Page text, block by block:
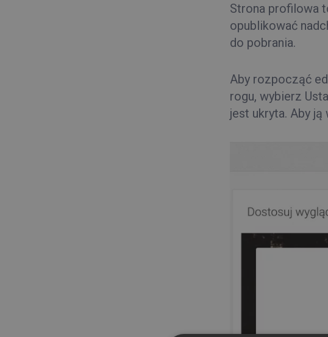
Strona profilowa
opublikować
do pobrania.
Aby rozpocząć
rogu, wybierz
jest ukryta. Aby ją